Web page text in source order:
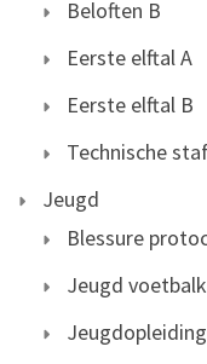
Beloften B
Eerste elftal A
Eerste elftal B
Technische
Jeugd
Blessure
Jeugd